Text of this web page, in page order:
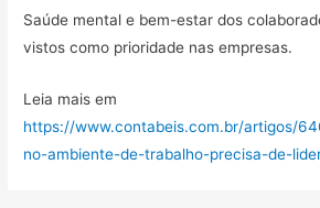
Saúde mental e bem-estar dos
vistos como prioridade nas empresas.
Leia mais em
https://www.contabeis.com.br/artigos/
no-ambiente-de-trabalho-precisa-de-